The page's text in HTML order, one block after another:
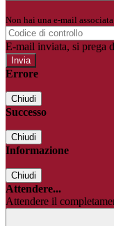
Non hai una e-mail
E-mail inviata, si prega
Errore
Chiudi
Successo
Chiudi
Informazione
Chiudi
Attendere...
Attendere il